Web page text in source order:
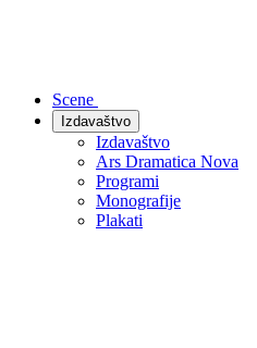
Scene
Izdavaštvo
Izdavaštvo
Ars Dramatica Nova
Programi
Monografije
Plakati